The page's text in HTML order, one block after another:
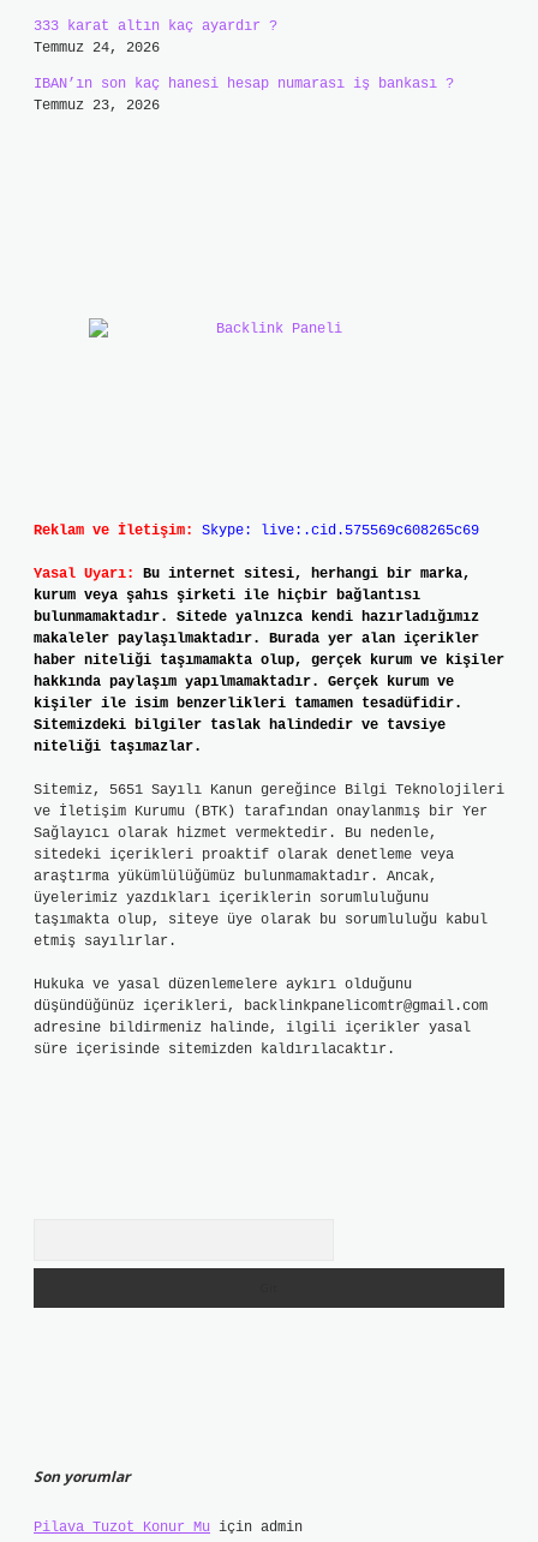
333 karat altın kaç ayardır ?
Temmuz 24, 2026
IBAN’ın son kaç hanesi hesap numarası iş bankası ?
Temmuz 23, 2026
Reklam ve İletişim: Skype: live:.cid.575569c608265c69
Yasal Uyarı:
Bu internet sitesi, herhangi bir marka,
kurum veya şahıs şirketi ile hiçbir bağlantısı
bulunmamaktadır. Sitede yalnızca kendi hazırladığımız
makaleler paylaşılmaktadır. Burada yer alan içerikler
haber niteliği taşımamakta olup, gerçek kurum ve kişiler
hakkında paylaşım yapılmamaktadır. Gerçek kurum ve
kişiler ile isim benzerlikleri tamamen tesadüfidir.
Sitemizdeki bilgiler taslak halindedir ve tavsiye
niteliği taşımazlar.
Sitemiz, 5651 Sayılı Kanun gereğince Bilgi Teknolojileri
ve İletişim Kurumu (BTK) tarafından onaylanmış bir Yer
Sağlayıcı olarak hizmet vermektedir. Bu nedenle,
sitedeki içerikleri proaktif olarak denetleme veya
araştırma yükümlülüğümüz bulunmamaktadır. Ancak,
üyelerimiz yazdıkları içeriklerin sorumluluğunu
taşımakta olup, siteye üye olarak bu sorumluluğu kabul
etmiş sayılırlar.
Hukuka ve yasal düzenlemelere aykırı olduğunu
düşündüğünüz içerikleri, backlinkpanelicomtr@gmail.com
adresine bildirmeniz halinde, ilgili içerikler yasal
süre içerisinde sitemizden kaldırılacaktır.
Son yorumlar
Pilava Tuzot Konur Mu için admin